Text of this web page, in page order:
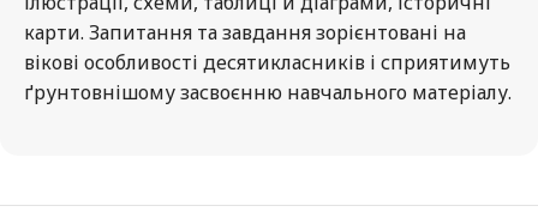
карти. Запитання та завдання зорієнтовані на
вікові особливості десятикласників і сприятимуть
ґрунтовнішому засвоєнню навчального матеріалу.